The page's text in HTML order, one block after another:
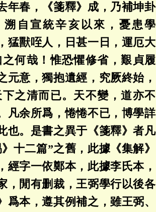
年春，《箋釋》成，乃補坤卦
自宣統辛亥以來，憂患學
猛獸咥人，日甚一日，運厄大
何哉！惟恐懼修省，艱貞履
意，獨抱遺經，究厥終始，
之清而已。天不變，道亦不
凡余所爲，惓惓不已，博學詳
也。是書之異于《箋釋》者凡
十二篇”之舊，此據《集解》
經字一依鄭本，此據李氏本，
，閒有删裁，王弼學行以後各
本，遵其例補之，雖王弼、